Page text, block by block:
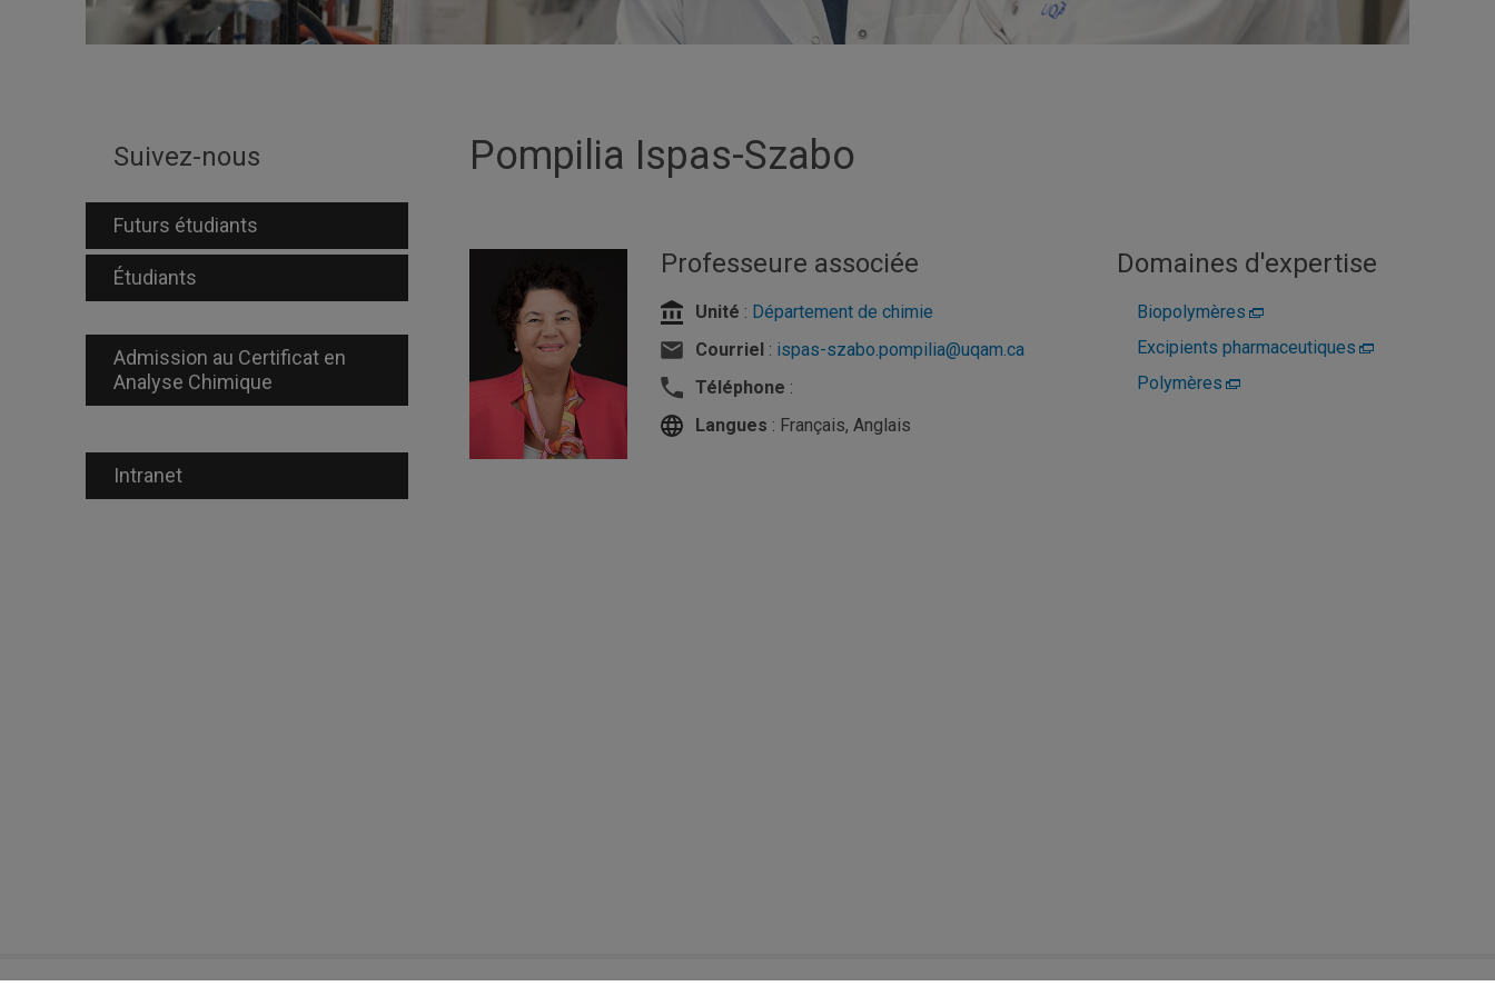
Suivez-nous
Futurs étudiants
Étudiants
Admission au Certificat en
Analyse Chimique
Intranet
Pompilia Ispas-Szabo
Professeure associée
Unité : Département de chimie
Courriel : ispas-szabo.pompilia@uqam.ca
Téléphone :
Langues : Français, Anglais
Domaines d'expertise
Biopolymères
Excipients pharmaceutiques
Polymères